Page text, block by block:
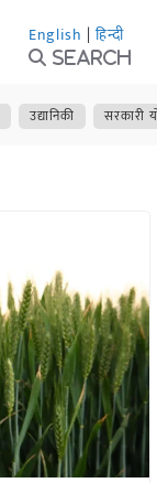
English | हिन्दी
Search
उद्यानिकी सरकारी